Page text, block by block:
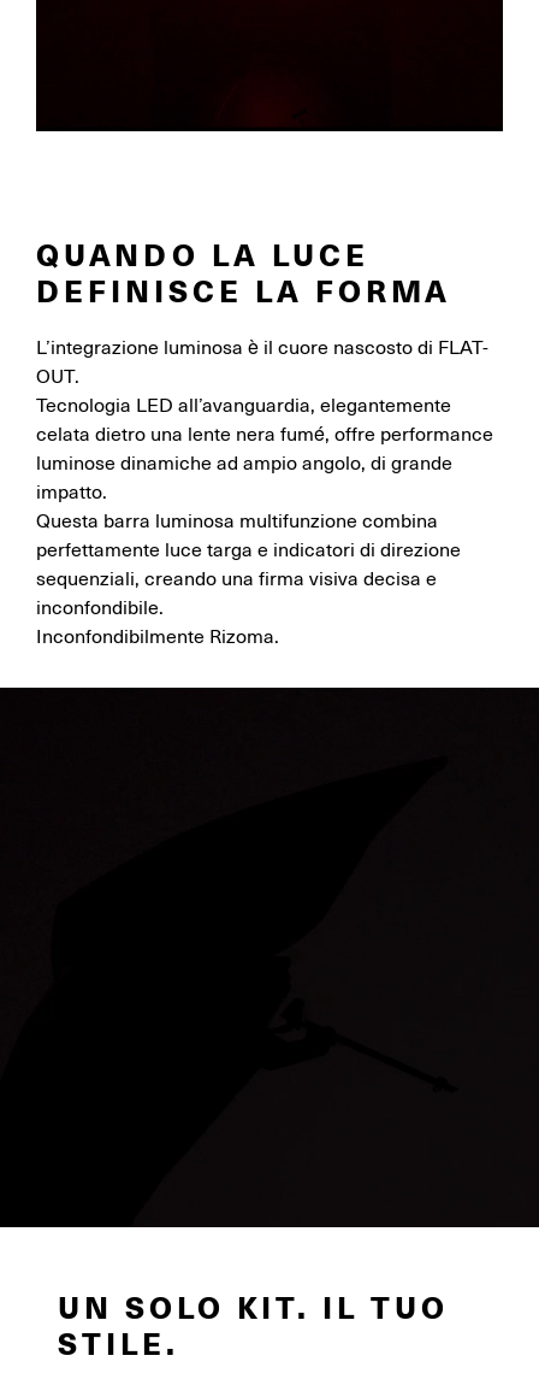
QUANDO LA LUCE
DEFINISCE LA FORMA
L’integrazione luminosa è il cuore nascosto di FLAT-
OUT.
Tecnologia LED all’avanguardia, elegantemente
celata dietro una lente nera fumé, offre performance
luminose dinamiche ad ampio angolo, di grande
impatto.
Questa barra luminosa multifunzione combina
perfettamente luce targa e indicatori di direzione
sequenziali, creando una firma visiva decisa e
inconfondibile.
Inconfondibilmente Rizoma.
UN SOLO KIT. IL TUO
STILE.